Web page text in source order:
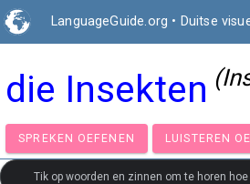
LanguageGuide.org • Duitse
die Insekten
SPREKEN OEFENEN
Tik op woorden en zinnen om te horen